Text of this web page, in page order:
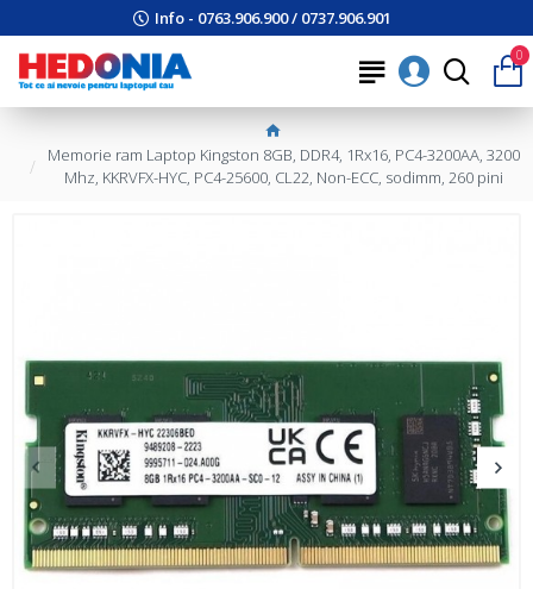
Info - 0763.906.900 / 0737.906.901
0
Memorie ram Laptop Kingston 8GB, DDR4, 1Rx16, PC4-3200AA, 3200
Mhz, KKRVFX-HYC, PC4-25600, CL22, Non-ECC, sodimm, 260 pini